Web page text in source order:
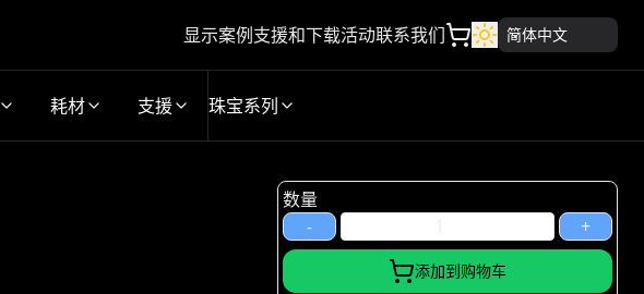
显示案例支援和下载活动联系我们 简体中文
耗材 支援 珠宝系列
数量
-
+
添加到购物车